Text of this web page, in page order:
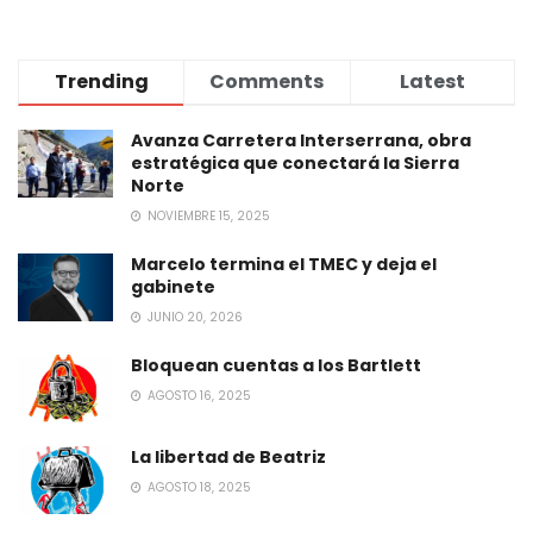
Trending Comments Latest
Avanza Carretera Interserrana, obra
estratégica que conectará la Sierra
Norte
NOVIEMBRE 15, 2025
Marcelo termina el TMEC y deja el
gabinete
JUNIO 20, 2026
Bloquean cuentas a los Bartlett
AGOSTO 16, 2025
La libertad de Beatriz
AGOSTO 18, 2025